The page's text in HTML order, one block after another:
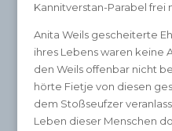
Kannitverstan-Parabel frei
Anita Weils gescheiterte
ihres Lebens waren keine
den Weils offenbar nicht
hörte Fietje von diesen
dem Stoßseufzer
Leben dieser Menschen